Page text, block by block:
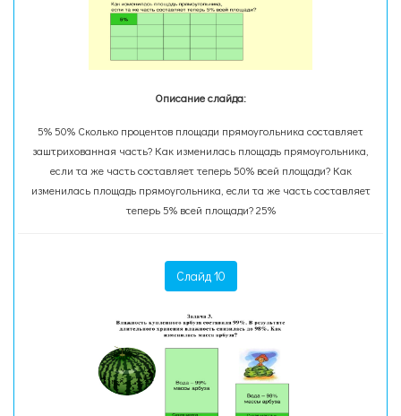
Описание слайда:
5% 50% Сколько процентов площади прямоугольника составляет
заштрихованная часть? Как изменилась площадь прямоугольника,
если та же часть составляет теперь 50% всей площади? Как
изменилась площадь прямоугольника, если та же часть составляет
теперь 5% всей площади? 25%
Слайд 10